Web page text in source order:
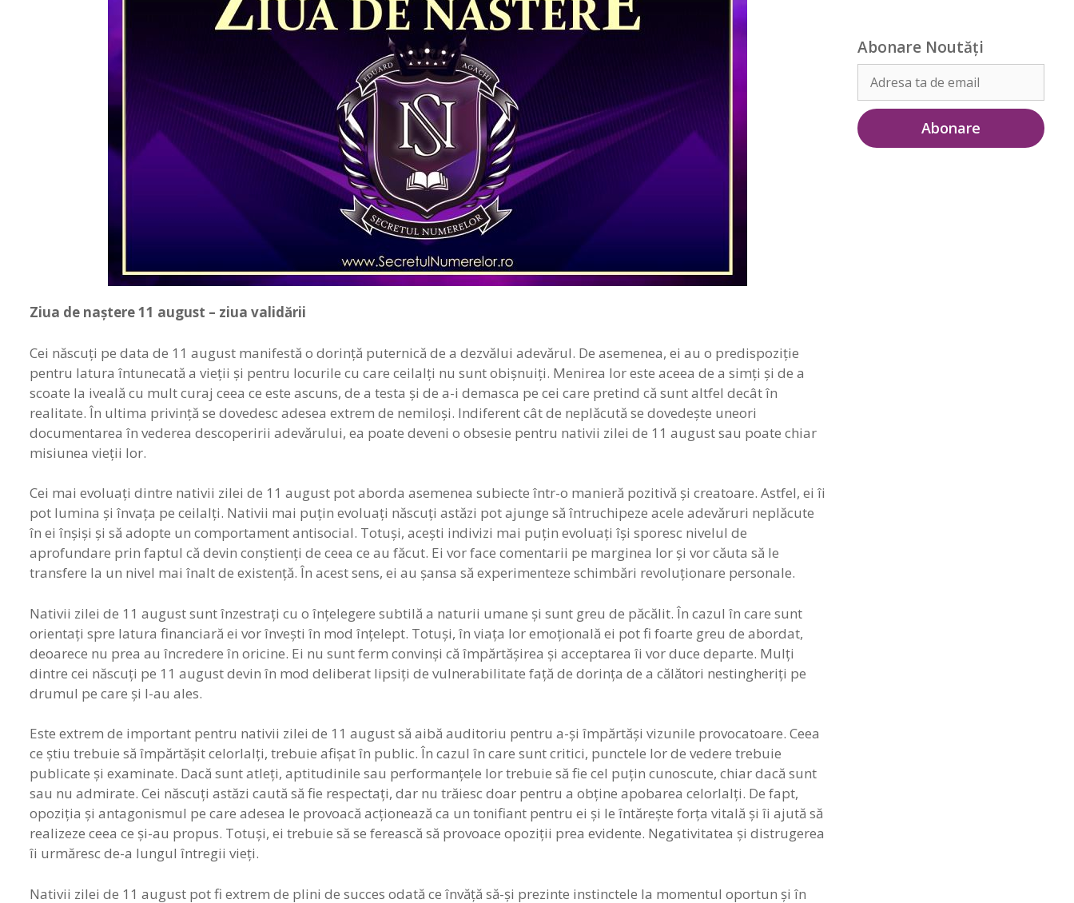
Ziua de naștere 11 august – ziua validării
Cei născuţi pe data de 11 august manifestă o dorinţă puternică de a dezvălui adevărul. De asemenea, ei au o predispoziţie
pentru latura întunecată a vieţii şi pentru locurile cu care ceilalţi nu sunt obişnuiţi. Menirea lor este aceea de a simţi şi de a
scoate la iveală cu mult curaj ceea ce este ascuns, de a testa şi de a-i demasca pe cei care pretind că sunt altfel decât în
realitate. În ultima privinţă se dovedesc adesea extrem de nemiloşi. Indiferent cât de neplăcută se dovedeşte uneori
documentarea în vederea descoperirii adevărului, ea poate deveni o obsesie pentru nativii zilei de 11 august sau poate chiar
misiunea vieţii lor.
Cei mai evoluaţi dintre nativii zilei de 11 august pot aborda asemenea subiecte într-o manieră pozitivă şi creatoare. Astfel, ei îi
pot lumina şi învaţa pe ceilalţi. Nativii mai puţin evoluaţi născuţi astăzi pot ajunge să întruchipeze acele adevăruri neplăcute
în ei înşişi şi să adopte un comportament antisocial. Totuşi, aceşti indivizi mai puţin evoluaţi îşi sporesc nivelul de
aprofundare prin faptul că devin conştienţi de ceea ce au făcut. Ei vor face comentarii pe marginea lor şi vor căuta să le
transfere la un nivel mai înalt de existenţă. În acest sens, ei au şansa să experimenteze schimbări revoluţionare personale.
Nativii zilei de 11 august sunt înzestraţi cu o înţelegere subtilă a naturii umane şi sunt greu de păcălit. În cazul în care sunt
orientaţi spre latura financiară ei vor înveşti în mod înţelept. Totuşi, în viaţa lor emoţională ei pot fi foarte greu de abordat,
deoarece nu prea au încredere în oricine. Ei nu sunt ferm convinşi că împărtăşirea şi acceptarea îi vor duce departe. Mulţi
dintre cei născuţi pe 11 august devin în mod deliberat lipsiţi de vulnerabilitate faţă de dorinţa de a călători nestingheriţi pe
drumul pe care şi l-au ales.
Este extrem de important pentru nativii zilei de 11 august să aibă auditoriu pentru a-şi împărtăşi vizunile provocatoare. Ceea
ce ştiu trebuie să împărtăşit celorlalţi, trebuie afişat în public. În cazul în care sunt critici, punctele lor de vedere trebuie
publicate şi examinate. Dacă sunt atleţi, aptitudinile sau performanţele lor trebuie să fie cel puţin cunoscute, chiar dacă sunt
sau nu admirate. Cei născuţi astăzi caută să fie respectaţi, dar nu trăiesc doar pentru a obţine apobarea celorlalţi. De fapt,
opoziţia şi antagonismul pe care adesea le provoacă acţionează ca un tonifiant pentru ei şi le întăreşte forţa vitală şi îi ajută să
realizeze ceea ce şi-au propus. Totuşi, ei trebuie să se ferească să provoace opoziţii prea evidente. Negativitatea şi distrugerea
îi urmăresc de-a lungul întregii vieţi.
Nativii zilei de 11 august pot fi extrem de plini de succes odată ce învăţă să-şi prezinte instinctele la momentul oportun şi în
Abonare Noutăți